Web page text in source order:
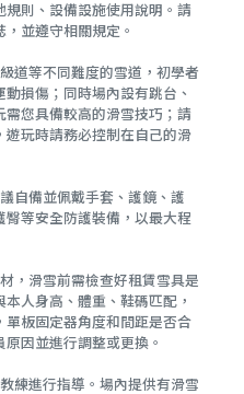
則、設備設施使用說明。請
並遵守相關規定。
道等不同難度的雪道，初學者
損傷；同時場內設有跳台、
您具備較高的滑雪技巧；請
玩時請務必控制在自己的滑
自備並佩戴手套、護鏡、護
等安全防護裝備，以最大程
，滑雪前需檢查好租賃雪具是
人身高、體重、鞋碼匹配，
板固定器角度和間距是否合
因並進行調整或更換。
練進行指導。場內提供有滑雪